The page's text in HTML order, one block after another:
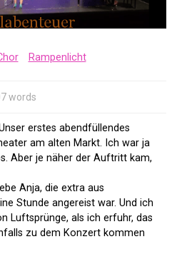
Rampenlicht
words
erstes abendfüllendes
am alten Markt. Ich war ja
Aber je näher der Auftritt kam,
Anja, die extra aus
Stunde angereist war. Und ich
Luftsprünge, als ich erfuhr, das
zu dem Konzert kommen